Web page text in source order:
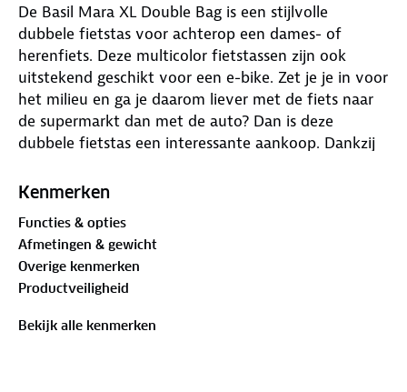
De Basil Mara XL Double Bag is een stijlvolle
dubbele fietstas voor achterop een dames- of
herenfiets. Deze multicolor fietstassen zijn ook
uitstekend geschikt voor een e-bike. Zet je je in voor
het milieu en ga je daarom liever met de fiets naar
de supermarkt dan met de auto? Dan is deze
dubbele fietstas een interessante aankoop. Dankzij
je boodschappen in op te bergen. De dubbele
graag lange fietstochten maakt en een hele dag
onderweg bent. Zowel je regenpak, bandenplakset
als lunchpakket zijn dan veilig op te bergen. De Basil
Mara XL is gemaakt van waterafstotend polyester,
waardoor de inhoud van je tassen niet snel nat
Kenmerken
Functies & opties
Afmetingen & gewicht
Overige kenmerken
Productveiligheid
Bekijk alle kenmerken